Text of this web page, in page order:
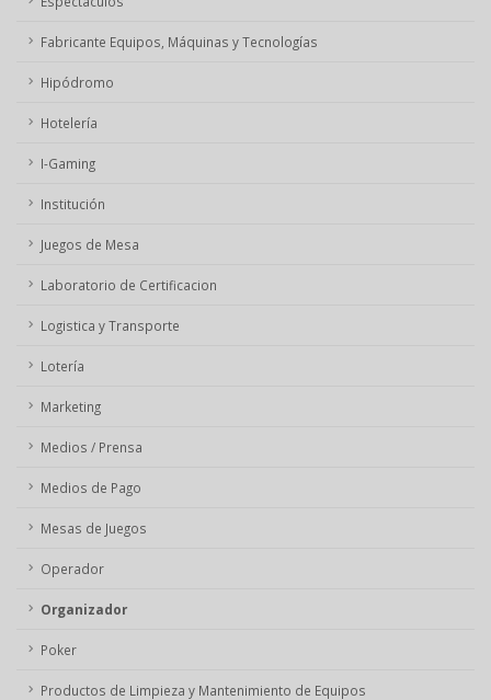
Fabricante Equipos, Máquinas y Tecnologías
Hipódromo
Hotelería
I-Gaming
Institución
Juegos de Mesa
Laboratorio de Certificacion
Logistica y Transporte
Lotería
Marketing
Medios / Prensa
Medios de Pago
Mesas de Juegos
Operador
Organizador
Poker
Productos de Limpieza y Mantenimiento de Equipos